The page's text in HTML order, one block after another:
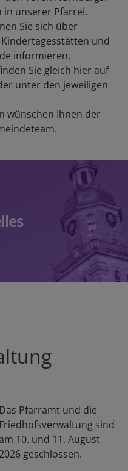
in unserer Pfarrei.
Sie sich über
und
informieren.
Sie gleich hier auf
unter den jeweiligen
wünschen Ihnen der
Das Pfarramt und die
Friedhofsverwaltung sind
10. und 11. August
2026 geschlossen.